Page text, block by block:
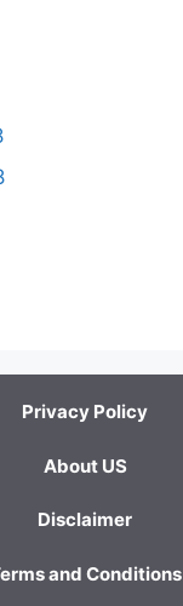
Privacy Policy
About US
Disclaimer
and Conditions